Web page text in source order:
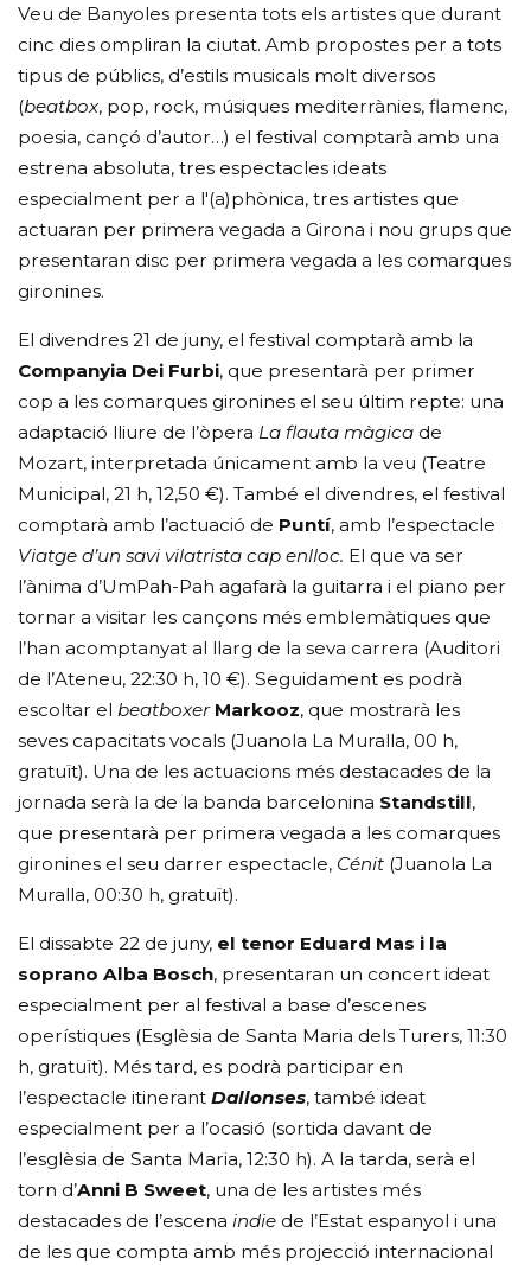
Veu de Banyoles presenta tots els artistes que durant
cinc dies ompliran la ciutat. Amb propostes per a tots
tipus de públics, d’estils musicals molt diversos
(beatbox, pop, rock, músiques mediterrànies, flamenc,
poesia, cançó d’autor…) el festival comptarà amb una
estrena absoluta, tres espectacles ideats
especialment per a l'(a)phònica, tres artistes que
actuaran per primera vegada a Girona i nou grups que
presentaran disc per primera vegada a les comarques
gironines.
El divendres 21 de juny, el festival comptarà amb la
Companyia Dei Furbi, que presentarà per primer
cop a les comarques gironines el seu últim repte: una
adaptació lliure de l’òpera La flauta màgica de
Mozart, interpretada únicament amb la veu (Teatre
Municipal, 21 h, 12,50 €). També el divendres, el festival
comptarà amb l’actuació de Puntí, amb l’espectacle
Viatge d’un savi vilatrista cap enlloc. El que va ser
l’ànima d’UmPah-Pah agafarà la guitarra i el piano per
tornar a visitar les cançons més emblemàtiques que
l’han acomptanyat al llarg de la seva carrera (Auditori
de l’Ateneu, 22:30 h, 10 €). Seguidament es podrà
escoltar elbeatboxer Markooz, que mostrarà les
seves capacitats vocals (Juanola La Muralla, 00 h,
gratuït). Una de les actuacions més destacades de la
jornada serà la de la banda barcelonina Standstill,
que presentarà per primera vegada a les comarques
gironines el seu darrer espectacle, Cénit (Juanola La
Muralla, 00:30 h, gratuït).
El dissabte 22 de juny, el tenor Eduard Mas i la
soprano Alba Bosch, presentaran un concert ideat
especialment per al festival a base d’escenes
operístiques (Esglèsia de Santa Maria dels Turers, 11:30
h, gratuït). Més tard, es podrà participar en
l’espectacle itinerantDallonses, també ideat
especialment per a l’ocasió (sortida davant de
l’esglèsia de Santa Maria, 12:30 h). A la tarda, serà el
torn d’Anni B Sweet, una de les artistes més
destacades de l’escena indie de l’Estat espanyol i una
de les que compta amb més projecció internacional